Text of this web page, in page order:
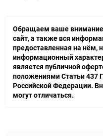
Обращаем ваше внимание
сайт, а также вся
предоставленная на нём,
информационный
является публичной
положениями Статьи 437
Российской Федерации.
могут отличаться.